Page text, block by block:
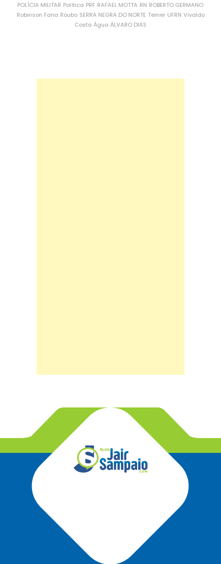
POLÍCIA MILITAR Política PRF RAFAEL MOTTA RN ROBERTO GERMANO
Robinson Faria Roubo SERRA NEGRA DO NORTE Temer UFRN Vivaldo
Costa Água ÁLVARO DIAS